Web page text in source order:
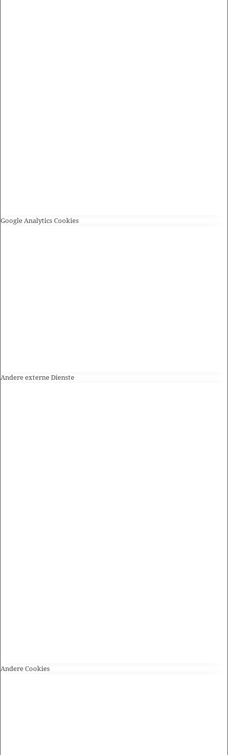
Google Analytics Cookies
Andere externe Dienste
Andere Cookies